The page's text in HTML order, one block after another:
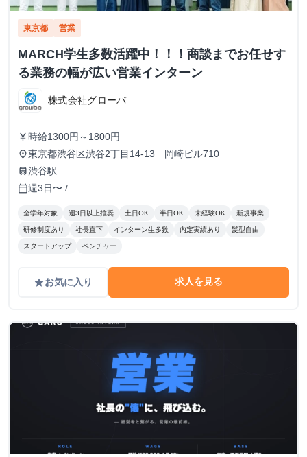
東京都 営業
MARCH学生多数活躍中！！！商談までお任せす
る業務の幅が広い営業インターン
株式会社グローバ
currency_yen 時給1300円～1800円
place東京都渋谷区渋谷2丁目14-13 岡崎ビル710
train渋谷駅
calendar_today週3日〜 /
全学年対象 週3日以上推奨 土日OK 半日OK 未経験OK 新規事業
研修制度あり 社長直下 インターン生多数 内定実績あり 髪型自由
スタートアップ ベンチャー
gradeお気に入り 求人を見る